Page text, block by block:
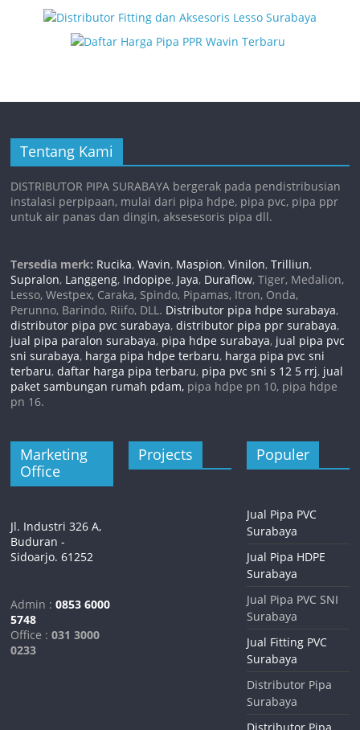
Tentang Kami
DISTRIBUTOR PIPA SURABAYA bergerak pada pendistribusian
instalasi perpipaan, mulai dari pipa hdpe, pipa pvc, pipa ppr
untuk air panas dan dingin, aksesesoris pipa dll.
Tersedia merk: Rucika,Wavin, Maspion,Vinilon,Trilliun,
Supralon, Langgeng, Indopipe, Jaya, Duraflow, Tiger, Medalion,
Lesso, Westpex, Caraka, Spindo, Pipamas, Itron, Onda,
Perunno, Barindo, Riifo, DLL. Distributor pipa hdpe surabaya,
distributor pipa pvc surabaya,distributor pipa ppr surabaya,
jual pipa paralon surabaya, pipa hdpe surabaya, jual pipa pvc
sni surabaya, harga pipa hdpe terbaru, harga pipa pvc sni
terbaru,daftar harga pipa terbaru, pipa pvc sni s 12 5 rrj, jual
paket sambungan rumah pdam, pipa hdpe pn 10, pipa hdpe
pn 16.
Marketing
Office
Jl. Industri 326 A,
Buduran -
Sidoarjo. 61252
Admin :0853 6000
5748
Office : 031 3000
0233
Projects Populer
Jual Pipa PVC
Surabaya
Jual Pipa HDPE
Surabaya
Jual Pipa PVC SNI
Surabaya
Jual Fitting PVC
Surabaya
Distributor Pipa
Surabaya